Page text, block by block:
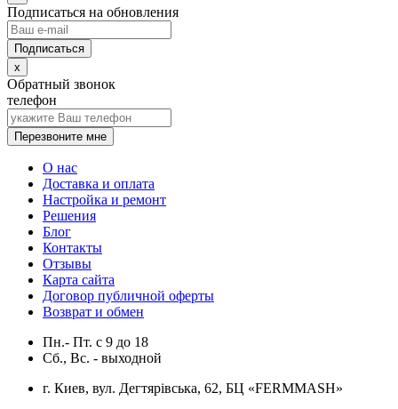
Подписаться на обновления
x
Обратный звонок
телефон
Перезвоните мне
О нас
Доставка и оплата
Настройка и ремонт
Решения
Блог
Контакты
Отзывы
Карта сайта
Договор публичной оферты
Возврат и обмен
Пн.- Пт. с 9 до 18
Сб., Вс. - выходной
г. Киев, вул. Дегтярівська, 62, БЦ «FERMMASH»